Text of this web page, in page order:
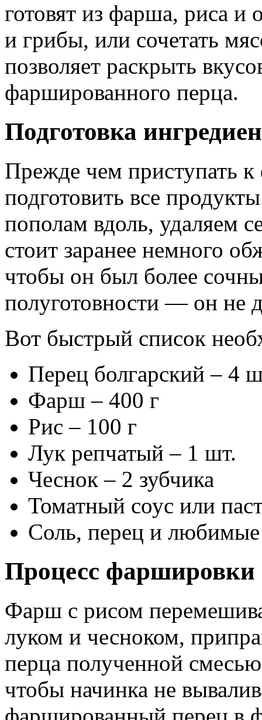
готовят из фарша, риса и
и грибы, или сочетать
позволяет раскрыть
фаршированного перца.
Подготовка
Прежде чем приступать
подготовить все
пополам вдоль, удаляем
стоит заранее немного
чтобы он был более
полуготовности — он не
Вот быстрый список
Перец болгарский – 4
Фарш – 400 г
Рис – 100 г
Лук репчатый – 1 шт.
Чеснок – 2 зубчика
Томатный соус или
Соль, перец и
Процесс фаршировки
Фарш с рисом
луком и чесноком,
перца полученной
чтобы начинка не